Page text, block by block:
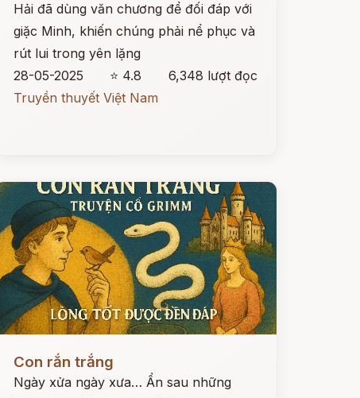
Hải đã dùng văn chương để đối đáp với
giặc Minh, khiến chúng phải nể phục và
rút lui trong yên lặng
28-05-2025
⭐ 4.8
6,348 lượt đọc
Truyền thuyết Việt Nam
Con rắn trắng
Ngày xửa ngày xưa… Ẩn sau những